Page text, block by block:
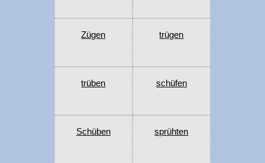
Zügen trügen
trüben schüfen
Schüben sprühten